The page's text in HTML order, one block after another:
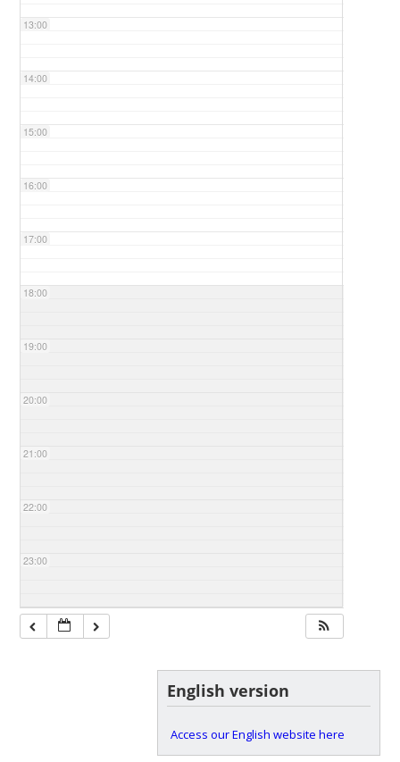
13:00
14:00
15:00
16:00
17:00
18:00
19:00
20:00
21:00
22:00
23:00
English version
Access our English website here